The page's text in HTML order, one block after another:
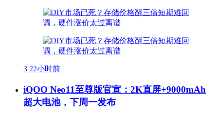
3 22小时前
iQOO Neo11至尊版官宣：2K直屏+9000mAh
超大电池，下周一发布